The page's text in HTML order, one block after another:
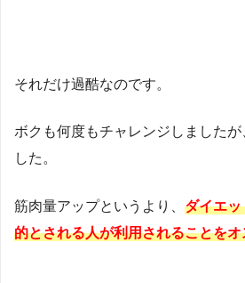
それだけ過酷なのです。
ボクも何度もチャレンジしました
した。
筋肉量アップというより、 ダイエ
的とされる人が利用されることを